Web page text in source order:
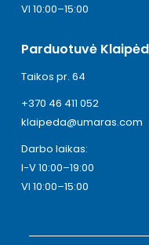
VI 10:00–15:00
Parduotuvė
Taikos pr. 64
+370 46 411 052
klaipeda@umaras.com
Darbo laikas:
I-V 10:00–19:00
VI 10:00–15:00